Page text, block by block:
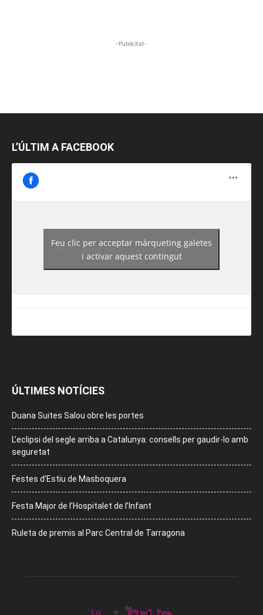
-Publicitat-
L’ÚLTIM A FACEBOOK
https://www.facebook.com/guiadereus/
Feu clic per acceptar màrqueting galetes
i activar aquest contingut
ÚLTIMES NOTÍCIES
Duana Suites Salou obre les portes
L’eclipsi del segle arriba a Catalunya: consells per gaudir-lo amb
seguretat
Festes d’Estiu de Masboquera
Festa Major de l’Hospitalet de l’Infant
Ruleta de premis al Parc Central de Tarragona